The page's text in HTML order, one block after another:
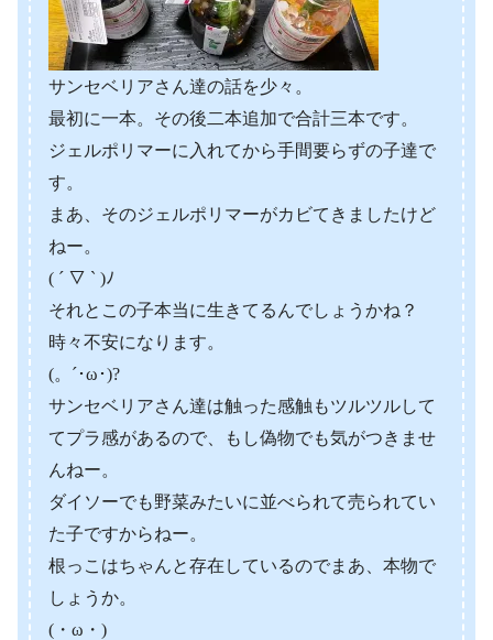
サンセベリアさん達の話を少々。
最初に一本。その後二本追加で合計三本です。
ジェルポリマーに入れてから手間要らずの子達で
す。
まあ、そのジェルポリマーがカビてきましたけど
ねー。
( ´ ▽ ` )ﾉ
それとこの子本当に生きてるんでしょうかね？
時々不安になります。
(。´･ω･)?
サンセベリアさん達は触った感触もツルツルして
てプラ感があるので、もし偽物でも気がつきませ
んねー。
ダイソーでも野菜みたいに並べられて売られてい
た子ですからねー。
根っこはちゃんと存在しているのでまあ、本物で
しょうか。
(・ω・)